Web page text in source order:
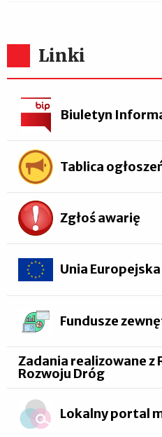
Linki
Biuletyn
Tablica
Zgłoś awarię
Unia Europejska
Fundusze
Zadania realizowane z
Rozwoju Dróg
Lokalny portal